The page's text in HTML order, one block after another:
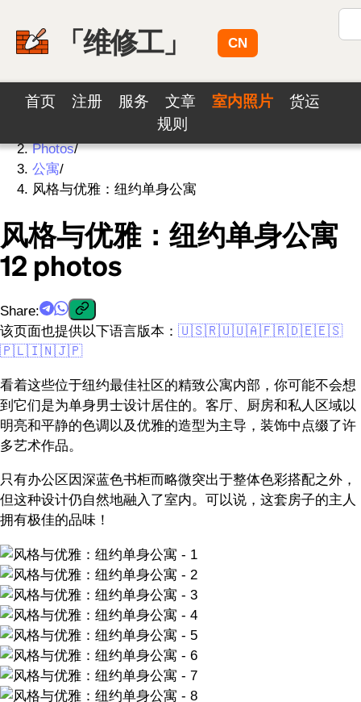
「维修工」 CN
首页 注册 服务 文章 室内照片
货运
规则
Photos/
公寓/
风格与优雅：纽约单身公寓
风格与优雅：纽约单身公寓
12 photos
Share:
该页面也提供以下语言版本： 🇺🇸🇷🇺🇺🇦🇫🇷🇩🇪🇪🇸
🇵🇱🇮🇳🇯🇵
看着这些位于纽约最佳社区的精致公寓内部，你可能不会想
到它们是为单身男士设计居住的。客厅、厨房和私人区域以
明亮和平静的色调以及优雅的造型为主导，装饰中点缀了许
多艺术作品。
只有办公区因深蓝色书柜而略微突出于整体色彩搭配之外，
但这种设计仍自然地融入了室内。可以说，这套房子的主人
拥有极佳的品味！